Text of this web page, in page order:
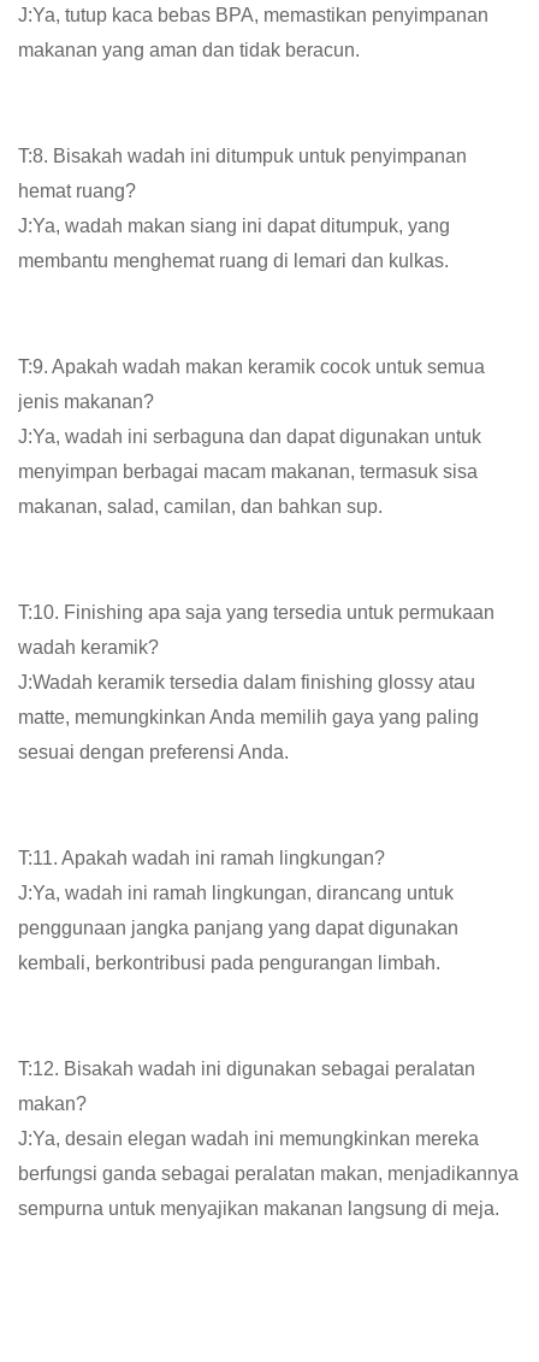
J:Ya, tutup kaca bebas BPA, memastikan penyimpanan
makanan yang aman dan tidak beracun.
T:8. Bisakah wadah ini ditumpuk untuk penyimpanan
hemat ruang?
J:Ya, wadah makan siang ini dapat ditumpuk, yang
membantu menghemat ruang di lemari dan kulkas.
T:9. Apakah wadah makan keramik cocok untuk semua
jenis makanan?
J:Ya, wadah ini serbaguna dan dapat digunakan untuk
menyimpan berbagai macam makanan, termasuk sisa
makanan, salad, camilan, dan bahkan sup.
T:10. Finishing apa saja yang tersedia untuk permukaan
wadah keramik?
J:Wadah keramik tersedia dalam finishing glossy atau
matte, memungkinkan Anda memilih gaya yang paling
sesuai dengan preferensi Anda.
T:11. Apakah wadah ini ramah lingkungan?
J:Ya, wadah ini ramah lingkungan, dirancang untuk
penggunaan jangka panjang yang dapat digunakan
kembali, berkontribusi pada pengurangan limbah.
T:12. Bisakah wadah ini digunakan sebagai peralatan
makan?
J:Ya, desain elegan wadah ini memungkinkan mereka
berfungsi ganda sebagai peralatan makan, menjadikannya
sempurna untuk menyajikan makanan langsung di meja.